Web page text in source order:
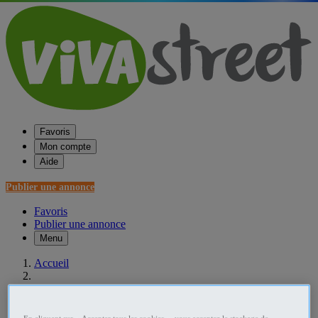
Favoris
Mon compte
Aide
Publier une annonce
Favoris
Publier une annonce
Menu
Accueil
France Horoscope - Voyance
Aquitaine Horoscope - Voyance